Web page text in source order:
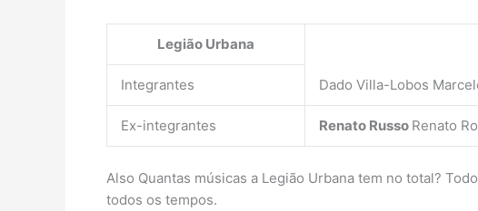
Legião Urbana
Integrantes Dado Villa-Lobos
Ex-integrantes Renato Russo Renato
Also Quantas músicas a Legião Urbana tem no total?
todos os tempos.